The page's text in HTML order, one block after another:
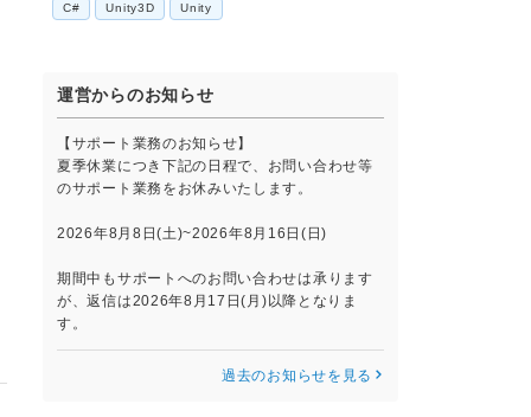
C# Unity3D Unity
運営からのお知らせ
【サポート業務のお知らせ】
夏季休業につき下記の日程で、お問い合わせ等
のサポート業務をお休みいたします。
2026年8月8日(土)~2026年8月16日(日)
期間中もサポートへのお問い合わせは承ります
が、返信は2026年8月17日(月)以降となりま
す。
過去のお知らせを見る